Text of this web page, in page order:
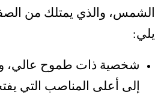
الشمس، والذي يمتلك من
يلي:
شخصية ذات طموح عالي،
إلى أعلى المناصب التي